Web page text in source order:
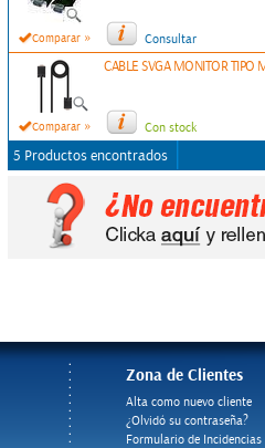
Comparar » Consultar
Comparar »
CABLE SVGA MONITOR TIPO
Con stock
5 Productos encontrados
Zona de Clientes
Alta como nuevo cliente
¿Olvidó su contraseña?
Formulario de Incidencias